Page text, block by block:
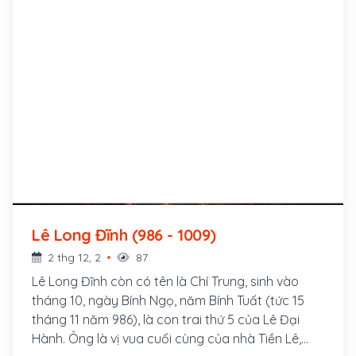
Lê Long Đĩnh (986 - 1009)
2 thg 12, 2 87
Lê Long Đĩnh còn có tên là Chí Trung, sinh vào
tháng 10, ngày Bính Ngọ, năm Bính Tuất (tức 15
tháng 11 năm 986), là con trai thứ 5 của Lê Đại
Hành. Ông là vị vua cuối cùng của nhà Tiền Lê,